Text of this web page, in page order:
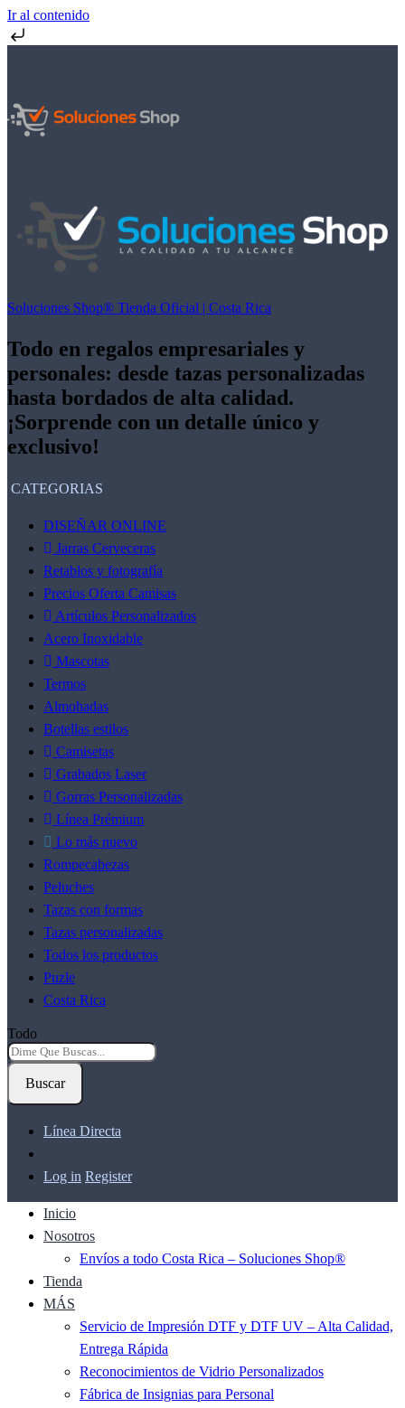
Ir al contenido
Soluciones Shop® Tienda Oficial | Costa Rica
Todo en regalos empresariales y
personales: desde tazas personalizadas
hasta bordados de alta calidad.
¡Sorprende con un detalle único y
exclusivo!
CATEGORIAS
DISEÑAR ONLINE
Jarras Cerveceras
Retablos y fotografía
Precios Oferta Camisas
Artículos Personalizados
Acero Inoxidable
Mascotas
Termos
Almohadas
Botellas estilos
Camisetas
Grabados Laser
Gorras Personalizadas
Línea Prémium
Lo más nuevo
Rompecabezas
Peluches
Tazas con formas
Tazas personalizadas
Todos los productos
Puzle
Costa Rica
Todo
Buscar
Línea Directa
Log in Register
Inicio
Nosotros
Envíos a todo Costa Rica – Soluciones Shop®
Tienda
MÁS
Servicio de Impresión DTF y DTF UV – Alta Calidad,
Entrega Rápida
Reconocimientos de Vidrio Personalizados
Fábrica de Insignias para Personal